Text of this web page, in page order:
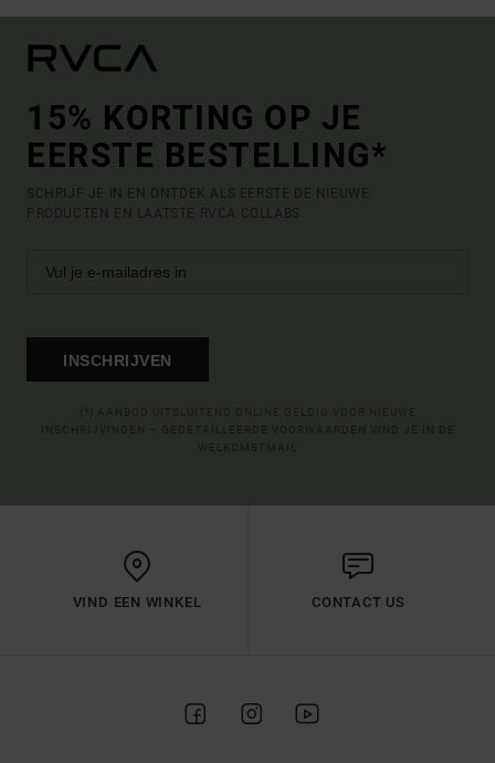
15% KORTING OP JE
EERSTE BESTELLING*
SCHRIJF JE IN EN ONTDEK ALS EERSTE DE NIEUWE
PRODUCTEN EN LAATSTE RVCA COLLABS.
INSCHRIJVEN
VIND EEN WINKEL CONTACT US